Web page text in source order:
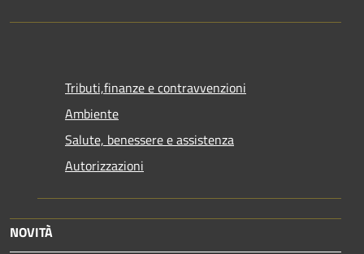
Tributi,finanze e contravvenzioni
Ambiente
Salute, benessere e assistenza
Autorizzazioni
NOVITÀ